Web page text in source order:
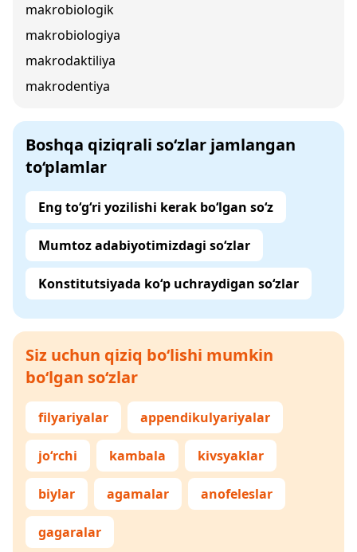
makrobiologik
makrobiologiya
makrodaktiliya
makrodentiya
Boshqa qiziqrali so‘zlar jamlangan
to‘plamlar
Eng to‘g‘ri yozilishi kerak bo‘lgan so‘z
Mumtoz adabiyotimizdagi so‘zlar
Konstitutsiyada ko‘p uchraydigan so‘zlar
Siz uchun qiziq bo‘lishi mumkin
bo‘lgan so‘zlar
filyariyalar appendikulyariyalar
jo‘rchi kambala kivsyaklar
biylar agamalar anofeleslar
gagaralar